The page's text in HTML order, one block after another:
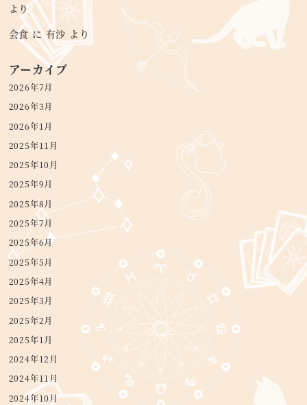
より
会食に有沙 より
アーカイブ
2026年7月
2026年3月
2026年1月
2025年11月
2025年10月
2025年9月
2025年8月
2025年7月
2025年6月
2025年5月
2025年4月
2025年3月
2025年2月
2025年1月
2024年12月
2024年11月
2024年10月